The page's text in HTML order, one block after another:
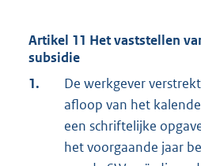
Artikel 11 Het vaststellen
subsidie
1.
De werkgever
afloop van het
een schriftelijke
het voorgaande jaar